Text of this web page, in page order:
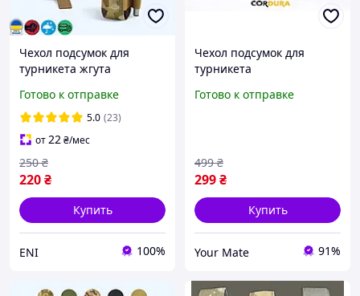
Чехол подсумок для
турникета жгута
Готово к отправке
5.0 (23)
от22₴/мес
220₴
250 ₴
Купить
ENI 100%
Чехол подсумок для
турникета
Готово к отправке
299₴
499 ₴
Купить
Your Mate 91%